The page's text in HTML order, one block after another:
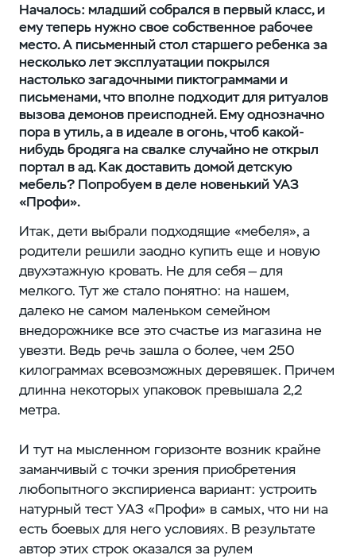
Началось: младший собрался в первый класс, и
ему теперь нужно свое собственное рабочее
место. А письменный стол старшего ребенка за
несколько лет эксплуатации покрылся
настолько загадочными пиктограммами и
письменами, что вполне подходит для ритуалов
вызова демонов преисподней. Ему однозначно
пора в утиль, а в идеале в огонь, чтоб какой-
нибудь бродяга на свалке случайно не открыл
портал в ад. Как доставить домой детскую
мебель? Попробуем в деле новенький УАЗ
«Профи».
Итак, дети выбрали подходящие «мебеля», а
родители решили заодно купить еще и новую
двухэтажную кровать. Не для себя — для
мелкого. Тут же стало понятно: на нашем,
далеко не самом маленьком семейном
внедорожнике все это счастье из магазина не
увезти. Ведь речь зашла о более, чем 250
килограммах всевозможных деревяшек. Причем
длинна некоторых упаковок превышала 2,2
метра.
И тут на мысленном горизонте возник крайне
заманчивый с точки зрения приобретения
любопытного экспириенса вариант: устроить
натурный тест УАЗ «Профи» в самых, что ни на
есть боевых для него условиях. В результате
автор этих строк оказался за рулем